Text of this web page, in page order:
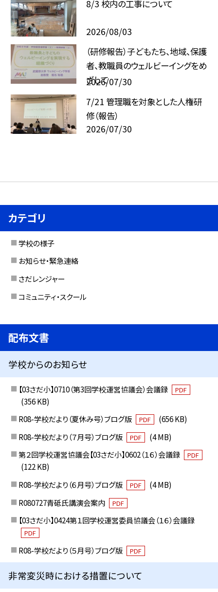
8/3 校内の工事について
2026/08/03
（研修報告）子どもたち、地域、保護
者、教職員のウェルビーイングをめ
ざして
2026/07/30
7/21 管理職を対象とした人権研
修（報告）
2026/07/30
カテゴリ
学校の様子
お知らせ・緊急連絡
さだレンジャー
コミュニティ・スクール
配布文書
学校からのお知らせ
【03さだ小】0710（第3回学校運営協議会）会議録 PDF
(356 KB)
R08-学校だより（夏休み号）ブログ版
PDF
(656 KB)
R08-学校だより（７月号）ブログ版
PDF
(4 MB)
第２回学校運営協議会【03さだ小】0602（１６）会議録
PDF
(122 KB)
R08-学校だより（６月号）ブログ版
PDF
(4 MB)
R080727青砥氏講演会案内
PDF
【03さだ小】0424第１回学校運営委員協議会（１６）会議録
PDF
R08-学校だより（５月号）ブログ版 PDF
非常変災時における措置について